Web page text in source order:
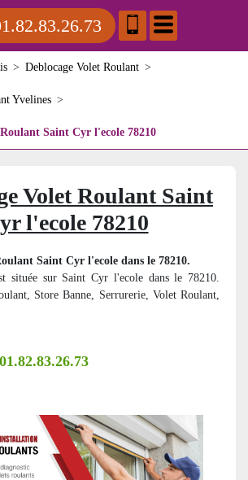
> Deblocage Volet Roulant >
Yvelines >
Saint Cyr l'ecole 78210
Volet Roulant Saint
l'ecole 78210
Saint Cyr l'ecole dans le 78210.
située sur Saint Cyr l'ecole dans le 78210.
Store Banne, Serrurerie, Volet Roulant,
01.82.83.26.73